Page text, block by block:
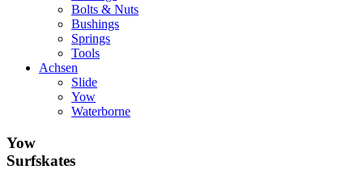
Bolts & Nuts
Bushings
Springs
Tools
Achsen
Slide
Yow
Waterborne
Yow
Surfskates